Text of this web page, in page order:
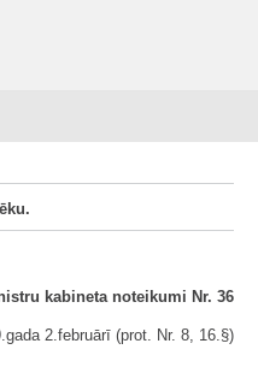
kabineta noteikumi Nr. 36
2.februārī (prot. Nr. 8, 16.§)